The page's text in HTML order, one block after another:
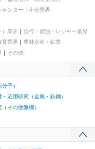
センター
小売業界
）業界
旅行・宿泊・レジャー業界
育業界
農林水産・鉱業
その他
子）
・応用研究（金属・鉄鋼）
その他無機）